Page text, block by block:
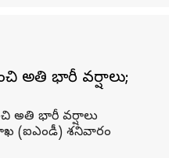
అతి భారీ వర్షాలు;
అతి భారీ వర్షాలు
(ఐఎండీ) శనివారం